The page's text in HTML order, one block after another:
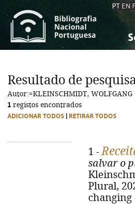
PT EN
Resultado de
Autor:=KLEINSCHMIDT, WOLFGANG
1 registos encontrados
ADICIONAR TODOS RETIRAR TODOS
1 -
salvar o
Plural,
changing